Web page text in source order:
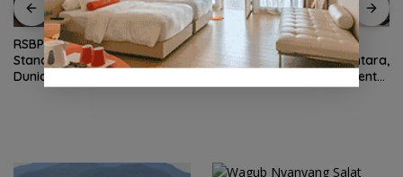
RSBP Batam Torehkan
Standar Pelayanan Kelas
Dunia, Raih Diamond Status
dari WSO
Rayakan Kemerdekaan
dengan Cita Rasa Nusantara,
Grand Mercure Batam Centre
Hadirkan “Flavours of